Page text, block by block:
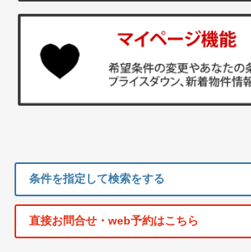
条件を指定して検索をする
直接お問合せ・web予約はこちら